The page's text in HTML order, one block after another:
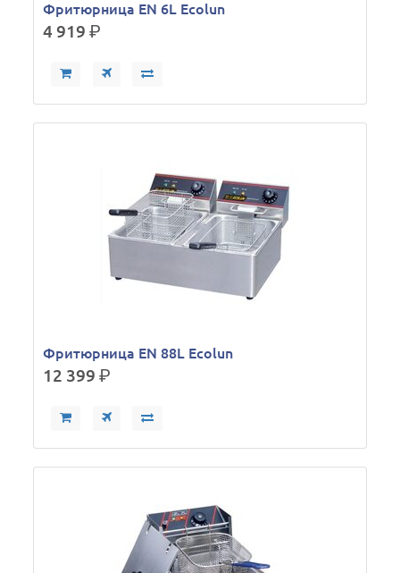
Фритюрница EN 6L Ecolun
4 919р.
Фритюрница EN 88L Ecolun
12 399р.